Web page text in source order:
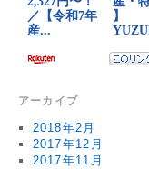
アーカイブ
2018年2月
2017年12月
2017年11月